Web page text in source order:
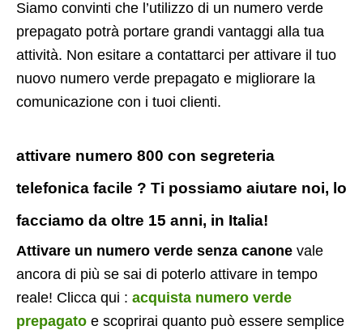
Siamo convinti che l’utilizzo di un numero verde
prepagato potrà portare grandi vantaggi alla tua
attività. Non esitare a contattarci per attivare il tuo
nuovo numero verde prepagato e migliorare la
comunicazione con i tuoi clienti.
attivare numero 800 con segreteria
telefonica facile ? Ti possiamo aiutare noi, lo
facciamo da oltre 15 anni, in Italia!
Attivare un numero verde senza canone vale
ancora di più se sai di poterlo attivare in tempo
reale! Clicca qui : acquista numero verde
prepagato e scoprirai quanto può essere semplice